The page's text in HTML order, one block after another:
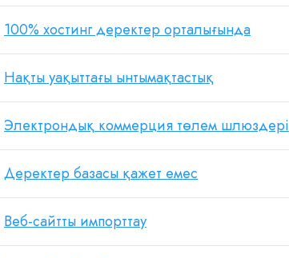
100% хостинг деректер орталығында
Нақты уақыттағы ынтымақтастық
Электрондық коммерция төлем шлюздері
Деректер базасы қажет емес
Веб-сайтты импорттау